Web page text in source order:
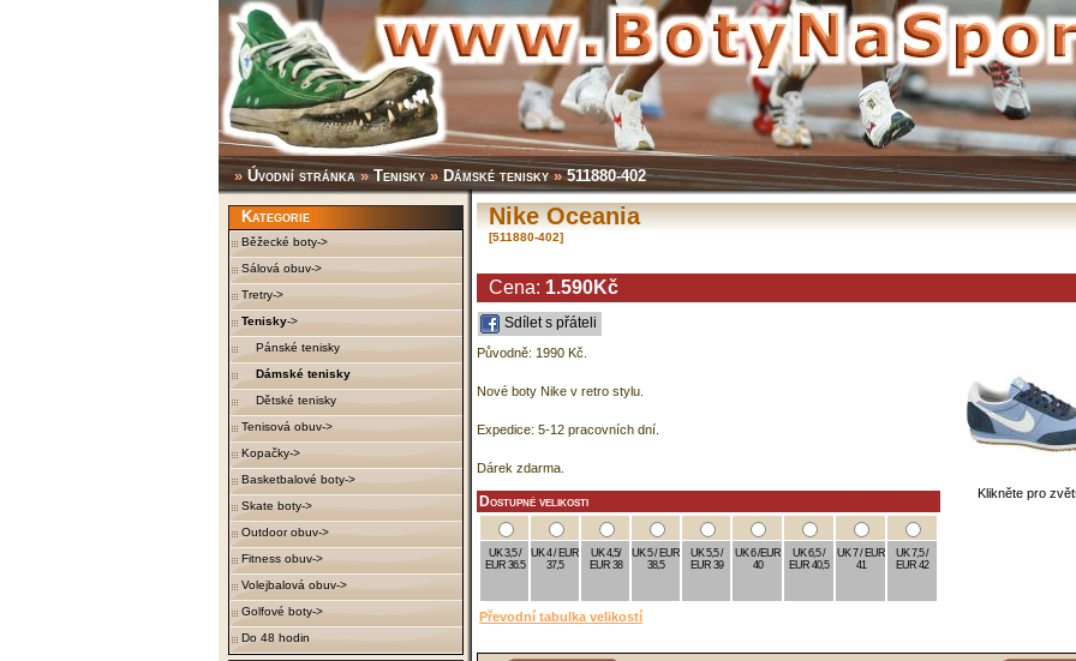
» Úvodní stránka»Tenisky » Dámské tenisky»511880-402
Kategorie
Běžecké boty->
Sálová obuv->
Tretry->
Tenisky->
Pánské tenisky
Dámské tenisky
Dětské tenisky
Tenisová obuv->
Kopačky->
Basketbalové boty->
Skate boty->
Outdoor obuv->
Fitness obuv->
Volejbalová obuv->
Golfové boty->
Do 48 hodin
Nike Oceania
[511880-402]
Cena: 1.590Kč
Sdílet s přáteli
Klikněte pro
Původně: 1990 Kč.
Nové boty Nike v retro stylu.
Expedice: 5-12 pracovních dní.
Dárek zdarma.
Dostupné velikosti
UK 3,5 /
EUR 36.5
UK 4 / EUR
37,5
UK 4,5/
EUR 38
UK 5 / EUR
38,5
UK 5,5 /
EUR 39
UK 6 /EUR
40
UK 6,5 /
EUR 40,5
UK 7 / EUR
41
UK 7,5 /
EUR 42
Převodní tabulka velikostí